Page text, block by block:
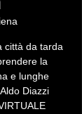
città da tarda
la
e lunghe
Diazzi